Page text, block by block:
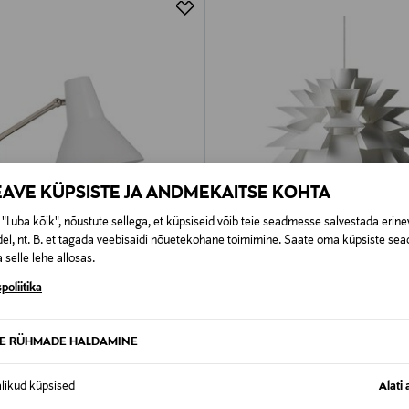
KÜPSISTE JA ANDMEKAITSE KOHTA
"Luba kõik", nõustute sellega, et küpsiseid võib teie seadmesse salvestada
nt. B. et tagada veebisaidi nõuetekohane toimimine. Saate oma küpsiste
selle lehe allosas.
RÜHMADE HALDAMINE
küpsised Alati
Carin
Original Price
135,00 €